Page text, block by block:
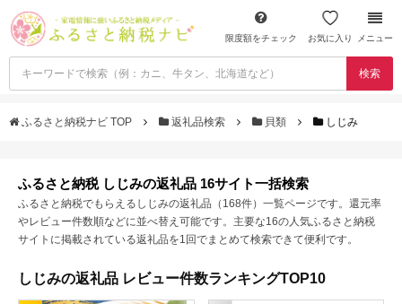
限度額をチェック お気に入り メニュー
検索
ふるさと納税ナビ TOP 返礼品検索 貝類 しじみ
ふるさと納税 しじみの返礼品 16サイト一括検索
ふるさと納税でもらえるしじみの返礼品（168件）一覧ページです。還元率
やレビュー件数順などに並べ替え可能です。主要な16の人気ふるさと納税
サイトに掲載されている返礼品を1回でまとめて検索できて便利です。
しじみの返礼品 レビュー件数ランキングTOP10